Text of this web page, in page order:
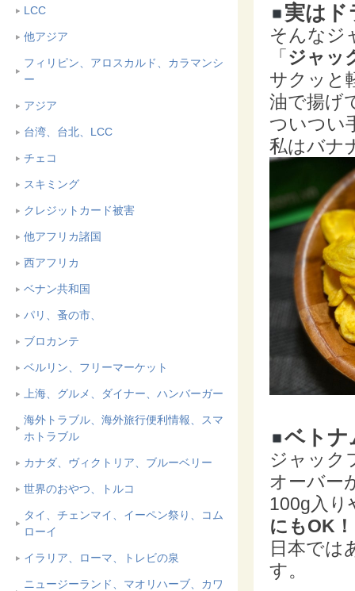
LCC
他アジア
フィリピン、アロスカルド、カラマンシ
ー
アジア
台湾、台北、LCC
チェコ
スキミング
クレジットカード被害
他アフリカ諸国
西アフリカ
ベナン共和国
パリ、蚤の市、
ブロカンテ
ベルリン、フリーマーケット
上海、グルメ、ダイナー、ハンバーガー
海外トラブル、海外旅行便利情報、スマ
ホトラブル
カナダ、ヴィクトリア、ブルーベリー
世界のおやつ、トルコ
タイ、チェンマイ、イーペン祭り、コム
ローイ
イラリア、ローマ、トレビの泉
ニュージーランド、マオリハーブ、カワ
実はド
そんなジ
「ジャッ
サクッと
油で揚げ
ついつい
私はバナ
ベトナ
ジャック
オーバー
100g入り
にもOK！
日本では
す。